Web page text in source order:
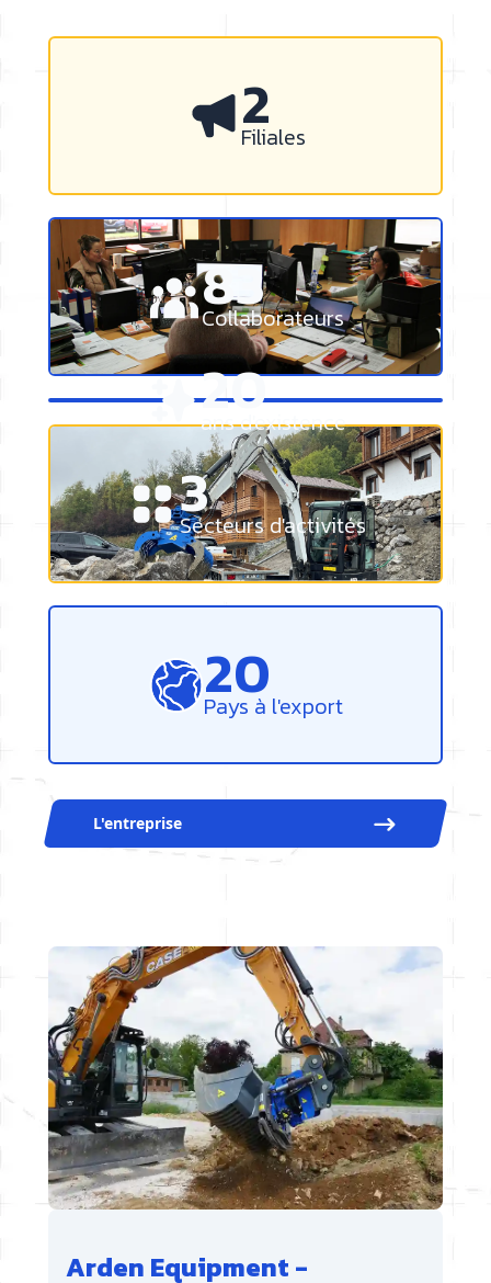
3
Filiales
139
Collaborateurs
34
ans d'existence
6
Secteurs d'activités
34
Pays à l'export
L'entreprise
Arden Equipment -